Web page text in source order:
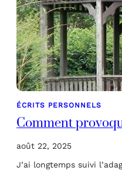
ÉCRITS PERSONNELS
Comment
août 22, 2025
J’ai longtemps suivi